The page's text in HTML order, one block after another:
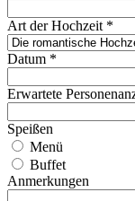
Art der Hochzeit *
Datum *
Erwartete
Speißen
Menü
Buffet
Anmerkungen